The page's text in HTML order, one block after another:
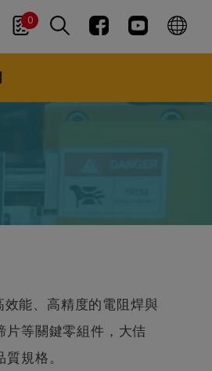
0
能、高精度的電阻焊與
片等關鍵零組件，大佶
規格。